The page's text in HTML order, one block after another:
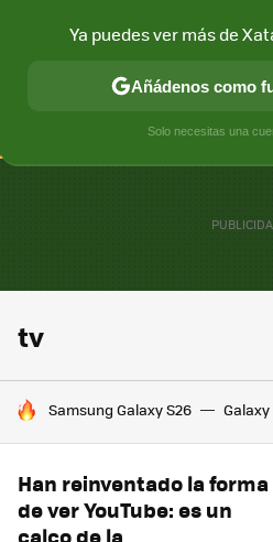
CONECTIVIDAD MÓVIL Y
tv
HOY SE HABLA DE
Samsung Galaxy S26 Galaxy
Han reinventado la forma
de ver YouTube: es un
calco de la
Ya puedes ver más de
Añádenos como
Solo necesitas una